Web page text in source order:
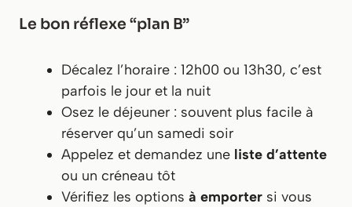
Le bon réflexe “plan B”
Décalez l’horaire : 12h00 ou 13h30, c’est
parfois le jour et la nuit
Osez le déjeuner : souvent plus facile à
réserver qu’un samedi soir
Appelez et demandez une liste d’attente
ou un créneau tôt
Vérifiez les options à emporter si vous